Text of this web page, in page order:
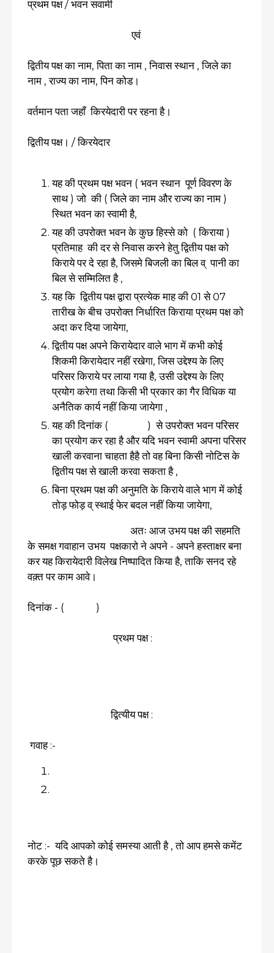
प्रथम पक्ष / भवन सवामी
एवं
द्वितीय पक्ष का नाम, पिता का नाम , निवास स्थान , जिले का
नाम , राज्य का नाम, पिन कोड।
वर्तमान पता जहाँ किरयेदारी पर रहना है।
द्वितीय पक्ष। / किरयेदार
यह की प्रथम पक्ष भवन ( भवन स्थान पूर्ण विवरण के
साथ ) जो की ( जिले का नाम और राज्य का नाम )
स्थित भवन का स्वामी है,
यह की उपरोक्त भवन के कुछ हिस्से को ( किराया )
प्रतिमाह की दर से निवास करने हेतु द्वितीय पक्ष को
किराये पर दे रहा है, जिसमे बिजली का बिल व् पानी का
बिल से सम्मिलित है ,
यह कि द्वितीय पक्ष द्वारा प्रत्येक माह की 01 से 07
तारीख के बीच उपरोक्त निर्धारित किराया प्रथम पक्ष को
अदा कर दिया जायेगा,
द्वितीय पक्ष अपने किरायेदार वाले भाग में कभी कोई
शिकमी किरायेदार नहीं रखेगा, जिस उद्देश्य के लिए
परिसर किराये पर लाया गया है, उसी उद्देश्य के लिए
प्रयोग करेगा तथा किसी भी प्रकार का गैर विधिक या
अनैतिक कार्य नहीं किया जायेगा ,
यह की दिनांक ( ) से उपरोक्त भवन परिसर
का प्रयोग कर रहा है और यदि भवन स्वामी अपना परिसर
खाली करवाना चाहता हैहै तो वह बिना किसी नोटिस के
द्वितीय पक्ष से खाली करवा सकता है ,
बिना प्रथम पक्ष की अनुमति के किराये वाले भाग में कोई
तोड़ फोड़ व् स्थाई फेर बदल नहीं किया जायेगा,
अतः आज उभय पक्ष की सहमति
के समक्ष गवाहान उभय पक्षकारो ने अपने - अपने हस्ताक्षर बना
कर यह किरायेदारी विलेख निष्पादित किया है, ताकि सनद रहे
वक़्त पर काम आवे।
दिनांक - ( )
प्रथम पक्ष :
द्वित्यीय पक्ष :
गवाह :-
नोट :- यदि आपको कोई समस्या आती है , तो आप हमसे कमेंट
करके पूछ सकते है।